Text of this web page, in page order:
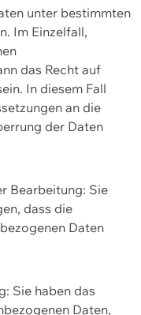
unter bestimmten
Im Einzelfall,
das Recht auf
In diesem Fall
an die
der Daten
Bearbeitung: Sie
dass die
Daten
Sie haben das
Daten,